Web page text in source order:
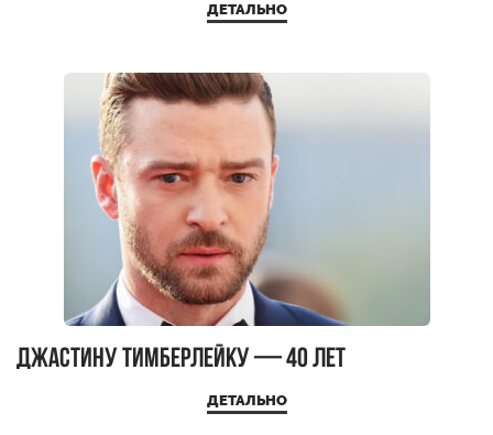
ДЕТАЛЬНО
Джастину Тимберлейку — 40 лет
ДЕТАЛЬНО